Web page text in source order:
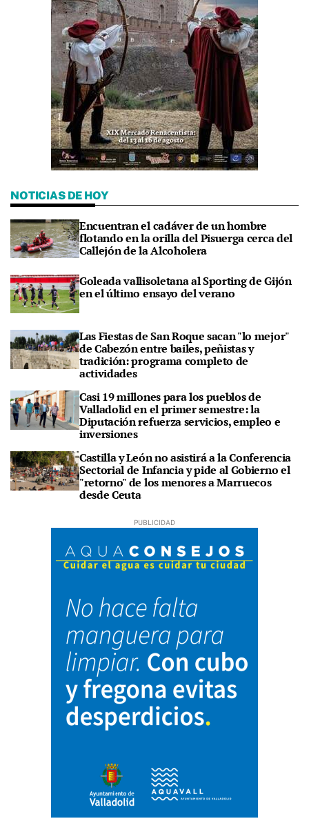
NOTICIAS DE HOY
Encuentran el cadáver de un hombre
flotando en la orilla del Pisuerga cerca del
Callejón de la Alcoholera
Goleada vallisoletana al Sporting de Gijón
en el último ensayo del verano
Las Fiestas de San Roque sacan "lo mejor"
de Cabezón entre bailes, peñistas y
tradición: programa completo de
actividades
Casi 19 millones para los pueblos de
Valladolid en el primer semestre: la
Diputación refuerza servicios, empleo e
inversiones
Castilla y León no asistirá a la Conferencia
Sectorial de Infancia y pide al Gobierno el
"retorno" de los menores a Marruecos
desde Ceuta